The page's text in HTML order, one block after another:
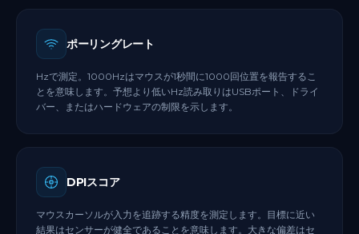
ポーリングレート
Hzで測定。1000Hzはマウスが1秒間に1000回位置を報告するこ
とを意味します。予想より低いHz読み取りはUSBポート、ドライ
バー、またはハードウェアの制限を示します。
DPIスコア
マウスカーソルが入力を追跡する精度を測定します。目標に近い
結果はセンサーが健全であることを意味します。大きな偏差はセ